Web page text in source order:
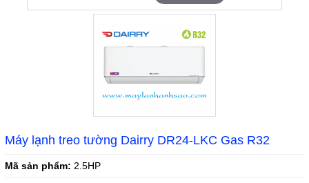
Máy lạnh treo tường Dairry DR24-LKC Gas R32
Mã sản phẩm: 2.5HP